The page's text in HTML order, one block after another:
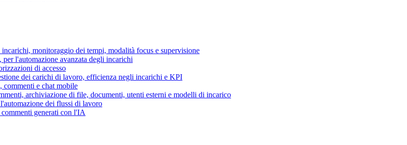
monitoraggio dei tempi, modalità focus e supervisione
l'automazione avanzata degli incarichi
di accesso
dei carichi di lavoro, efficienza negli incarichi e KPI
commenti e chat mobile
archiviazione di file, documenti, utenti esterni e modelli di incarico
dei flussi di lavoro
generati con l'IA